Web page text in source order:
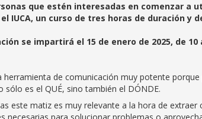
que estén interesadas en comenzar a
IUCA, un curso de tres horas de duración y
se impartirá el 15 de enero de 2025, de 10
herramienta de comunicación muy potente
sólo es el QUÉ, sino también el DÓNDE.
este matiz es muy relevante a la hora de